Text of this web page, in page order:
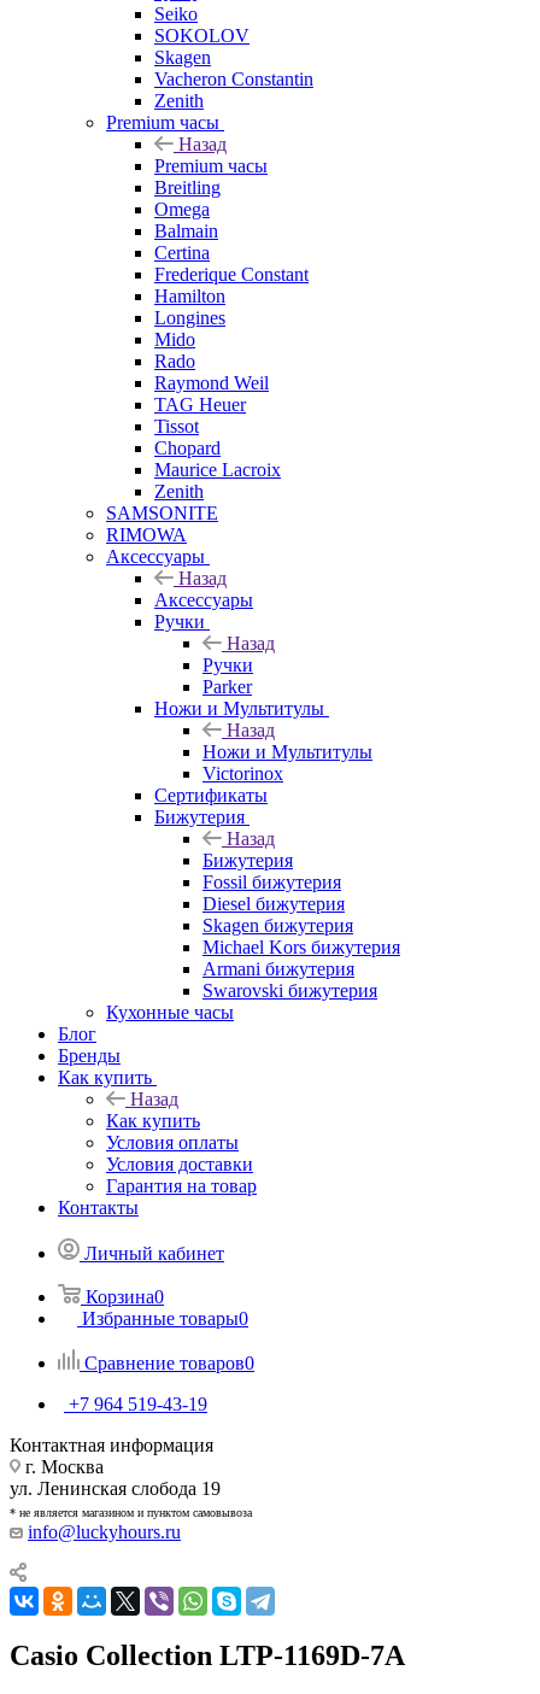
Seiko
SOKOLOV
Skagen
Vacheron Constantin
Zenith
Premium часы
Назад
Premium часы
Breitling
Omega
Balmain
Certina
Frederique Constant
Hamilton
Longines
Mido
Rado
Raymond Weil
TAG Heuer
Tissot
Chopard
Maurice Lacroix
Zenith
SAMSONITE
RIMOWA
Аксессуары
Назад
Аксессуары
Ручки
Назад
Ручки
Parker
Ножи и Мультитулы
Назад
Ножи и Мультитулы
Victorinox
Сертификаты
Бижутерия
Назад
Бижутерия
Fossil бижутерия
Diesel бижутерия
Skagen бижутерия
Michael Kors бижутерия
Armani бижутерия
Swarovski бижутерия
Кухонные часы
Блог
Бренды
Как купить
Назад
Как купить
Условия оплаты
Условия доставки
Гарантия на товар
Контакты
Личный кабинет
Корзина0
Избранные товары0
Сравнение товаров0
+7 964 519-43-19
Контактная информация
г. Москва
ул. Ленинская слобода 19
* не является магазином и пунктом самовывоза
info@luckyhours.ru
Casio Collection LTP-1169D-7A